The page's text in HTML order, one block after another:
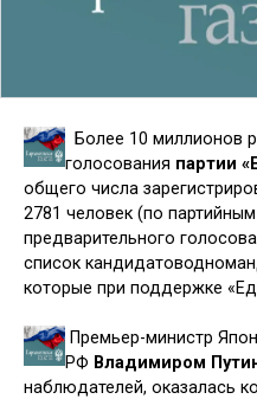
Более 10 миллионов
голосования партии
общего числа
2781 человек (по
предварительного
список
которые при поддержке
Премьер-министр
РФ Владимиром
наблюдателей, оказалась